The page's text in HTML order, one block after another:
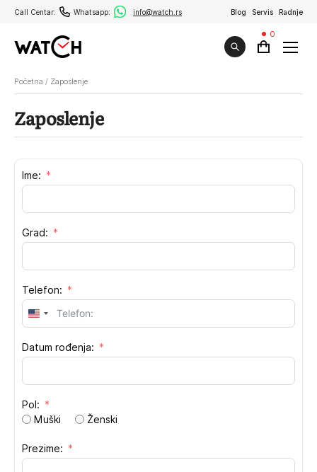
Call Centar: Whatsapp: info@watch.rs Blog Servis Radnje
0
Početna / Zaposlenje
Zaposlenje
Ime:
Grad:
Telefon:
United
States
Datum rođenja:
Pol:
Muški
Ženski
Prezime: